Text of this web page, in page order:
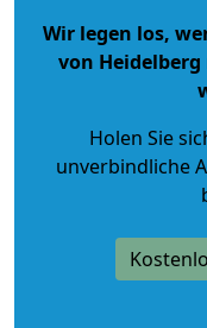
Wir legen los,
von
Holen Sie
unverbindliche